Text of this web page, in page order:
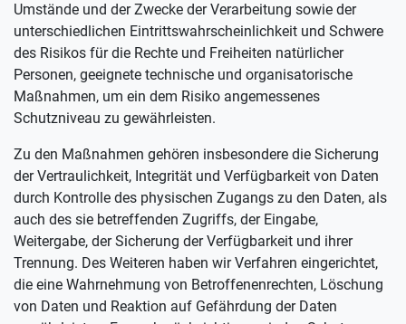
Umstände und der Zwecke der Verarbeitung sowie der
unterschiedlichen Eintrittswahrscheinlichkeit und Schwere
des Risikos für die Rechte und Freiheiten natürlicher
Personen, geeignete technische und organisatorische
Maßnahmen, um ein dem Risiko angemessenes
Schutzniveau zu gewährleisten.
Zu den Maßnahmen gehören insbesondere die Sicherung
der Vertraulichkeit, Integrität und Verfügbarkeit von Daten
durch Kontrolle des physischen Zugangs zu den Daten, als
auch des sie betreffenden Zugriffs, der Eingabe,
Weitergabe, der Sicherung der Verfügbarkeit und ihrer
Trennung. Des Weiteren haben wir Verfahren eingerichtet,
die eine Wahrnehmung von Betroffenenrechten, Löschung
von Daten und Reaktion auf Gefährdung der Daten